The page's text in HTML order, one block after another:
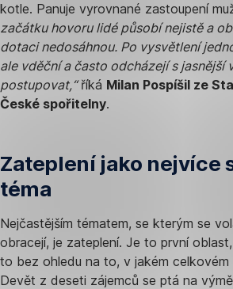
kotle. Panuje vyrovnané zastoupení
začátku hovoru lidé působí nejistě a
dotaci nedosáhnou. Po vysvětlení
ale vděční a často odcházejí s jasnější
postupovat,“říká Milan Pospíšil ze
České spořitelny.
Zateplení jako nejvíce
téma
Nejčastějším tématem, se kterým se
obracejí, je zateplení. Je to první
to bez ohledu na to, v jakém celkovém
Devět z deseti zájemců se ptá na